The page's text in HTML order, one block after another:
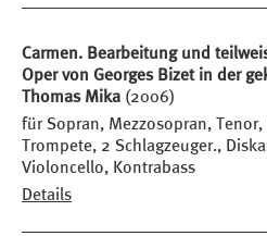
Carmen. Bearbeitung und
Oper von Georges Bizet in der
Thomas Mika (2006)
für Sopran, Mezzosopran,
Trompete, 2 Schlagzeuger.,
Violoncello, Kontrabass
Details